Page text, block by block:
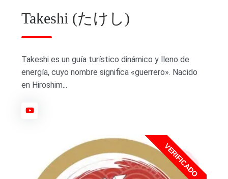
Takeshi (たけし)
Takeshi es un guía turístico dinámico y lleno de
energía, cuyo nombre significa «guerrero». Nacido
en Hiroshim...
VERIFICADO